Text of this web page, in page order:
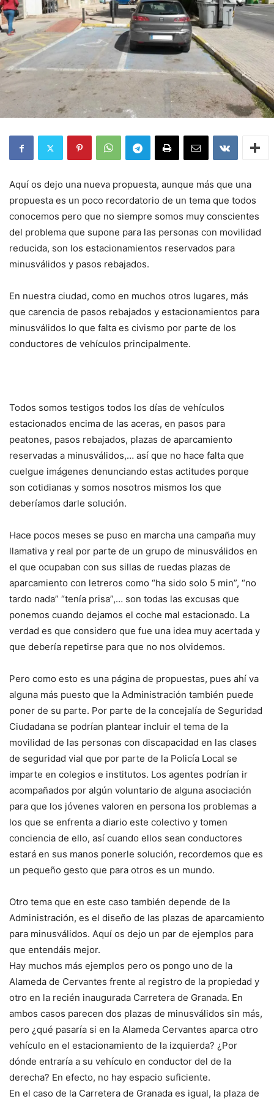
Aquí os dejo una nueva propuesta, aunque más que una
propuesta es un poco recordatorio de un tema que todos
conocemos pero que no siempre somos muy conscientes
del problema que supone para las personas con movilidad
reducida, son los estacionamientos reservados para
minusválidos y pasos rebajados.
En nuestra ciudad, como en muchos otros lugares, más
que carencia de pasos rebajados y estacionamientos para
minusválidos lo que falta es civismo por parte de los
conductores de vehículos principalmente.
Todos somos testigos todos los días de vehículos
estacionados encima de las aceras, en pasos para
peatones, pasos rebajados, plazas de aparcamiento
reservadas a minusválidos,… así que no hace falta que
cuelgue imágenes denunciando estas actitudes porque
son cotidianas y somos nosotros mismos los que
deberíamos darle solución.
Hace pocos meses se puso en marcha una campaña muy
llamativa y real por parte de un grupo de minusválidos en
el que ocupaban con sus sillas de ruedas plazas de
aparcamiento con letreros como “ha sido solo 5 min”, “no
tardo nada” “tenía prisa”,… son todas las excusas que
ponemos cuando dejamos el coche mal estacionado. La
verdad es que considero que fue una idea muy acertada y
que debería repetirse para que no nos olvidemos.
Pero como esto es una página de propuestas, pues ahí va
alguna más puesto que la Administración también puede
poner de su parte. Por parte de la concejalía de Seguridad
Ciudadana se podrían plantear incluir el tema de la
movilidad de las personas con discapacidad en las clases
de seguridad vial que por parte de la Policía Local se
imparte en colegios e institutos. Los agentes podrían ir
acompañados por algún voluntario de alguna asociación
para que los jóvenes valoren en persona los problemas a
los que se enfrenta a diario este colectivo y tomen
conciencia de ello, así cuando ellos sean conductores
estará en sus manos ponerle solución, recordemos que es
un pequeño gesto que para otros es un mundo.
Otro tema que en este caso también depende de la
Administración, es el diseño de las plazas de aparcamiento
para minusválidos. Aquí os dejo un par de ejemplos para
que entendáis mejor.
Hay muchos más ejemplos pero os pongo uno de la
Alameda de Cervantes frente al registro de la propiedad y
otro en la recién inaugurada Carretera de Granada. En
ambos casos parecen dos plazas de minusválidos sin más,
pero ¿qué pasaría si en la Alameda Cervantes aparca otro
vehículo en el estacionamiento de la izquierda? ¿Por
dónde entraría a su vehículo en conductor del de la
derecha? En efecto, no hay espacio suficiente.
En el caso de la Carretera de Granada es igual, la plaza de